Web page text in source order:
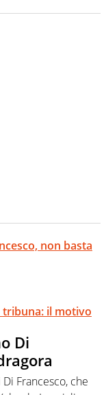
non basta
tribuna: il motivo
Di
Di Francesco, che